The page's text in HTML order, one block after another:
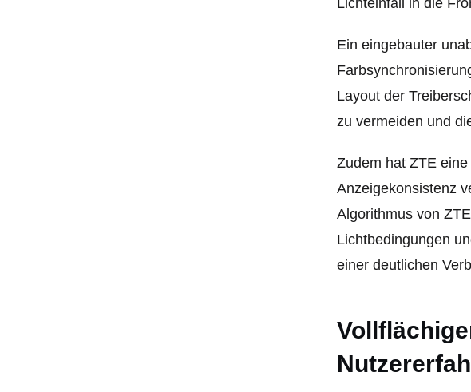
Ein eingebauter
Layout der
zu vermeiden und
Zudem hat ZTE
Anzeigekonsistenz
Algorithmus von
Lichtbedingungen
einer deutlichen